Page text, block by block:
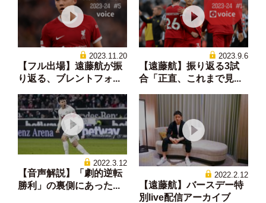
2023.11.20
【フル出場】遠藤航が振
り返る、ブレントフォ...
2023.9.6
【遠藤航】振り返る3試
合「正直、これまで見...
2022.3.12
【音声解説】「劇的逆転
勝利」の裏側にあった...
2022.2.12
【遠藤航】バースデー特
別live配信アーカイブ